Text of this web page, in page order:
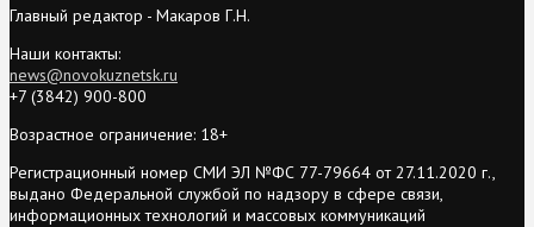
Главный редактор - Макаров Г.Н.
Наши контакты:
news@novokuznetsk.ru
+7 (3842) 900-800
Возрастное ограничение: 18+
Регистрационный номер СМИ ЭЛ №ФС 77-79664 от 27.11.2020 г.,
выдано Федеральной службой по надзору в сфере связи,
информационных технологий и массовых коммуникаций